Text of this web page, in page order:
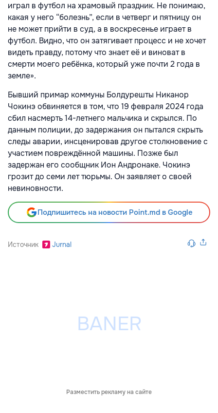
играл в футбол на храмовый праздник. Не понимаю,
какая у него “болезнь”, если в четверг и пятницу он
не может прийти в суд, а в воскресенье играет в
футбол. Видно, что он затягивает процесс и не хочет
видеть правду, потому что знает её и виноват в
смерти моего ребёнка, который уже почти 2 года в
земле».
Бывший примар коммуны Болдурешты Никанор
Чокинэ обвиняется в том, что 19 февраля 2024 года
сбил насмерть 14-летнего мальчика и скрылся. По
данным полиции, до задержания он пытался скрыть
следы аварии, инсценировав другое столкновение с
участием повреждённой машины. Позже был
задержан его сообщник Ион Андронаке. Чокинэ
грозит до семи лет тюрьмы. Он заявляет о своей
невиновности.
Подпишитесь на новости Point.md в Google
Источник Jurnal
Разместить рекламу на сайте